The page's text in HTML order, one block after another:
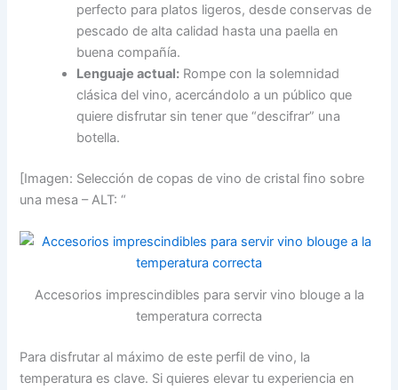
perfecto para platos ligeros, desde conservas de
pescado de alta calidad hasta una paella en
buena compañía.
Lenguaje actual: Rompe con la solemnidad
clásica del vino, acercándolo a un público que
quiere disfrutar sin tener que “descifrar” una
botella.
[Imagen: Selección de copas de vino de cristal fino sobre
una mesa – ALT: “
Accesorios imprescindibles para servir vino blouge a la
temperatura correcta
Para disfrutar al máximo de este perfil de vino, la
temperatura es clave. Si quieres elevar tu experiencia en